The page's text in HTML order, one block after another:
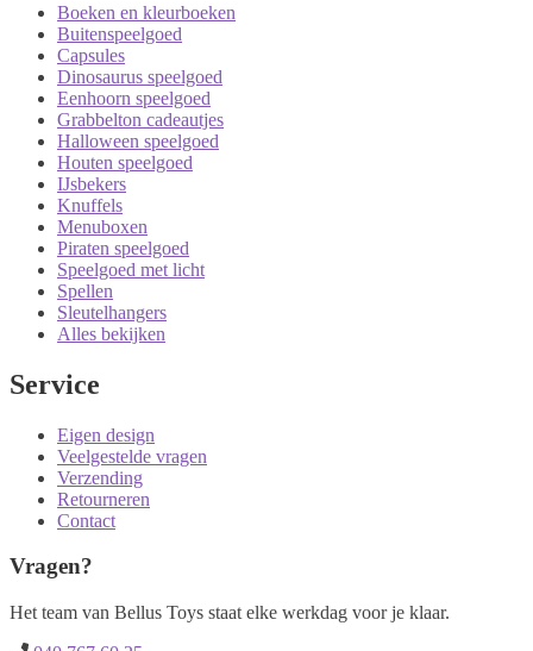
Boeken en kleurboeken
Buitenspeelgoed
Capsules
Dinosaurus speelgoed
Eenhoorn speelgoed
Grabbelton cadeautjes
Halloween speelgoed
Houten speelgoed
IJsbekers
Knuffels
Menuboxen
Piraten speelgoed
Speelgoed met licht
Spellen
Sleutelhangers
Alles bekijken
Service
Eigen design
Veelgestelde vragen
Verzending
Retourneren
Contact
Vragen?
Het team van Bellus Toys staat elke werkdag voor je klaar.